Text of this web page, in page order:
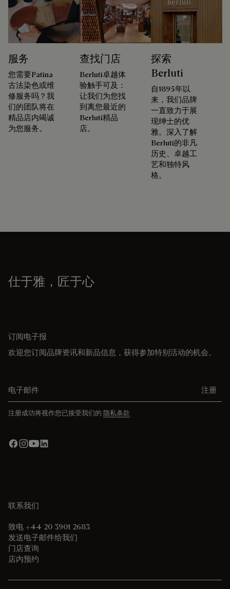
服务
您需要Patina
古法染色或维
修服务吗？我
们的团队将在
精品店内竭诚
为您服务。
查找门店
Berluti卓越体
验触手可及：
让我们为您找
到离您最近的
Berluti精品
店。
探索
Berluti
自1895年以
来，我们品牌
一直致力于展
现绅士的优
雅。深入了解
Berluti的非凡
历史、卓越工
艺和独特风
格。
仕于雅，匠于心
订阅电子报
欢迎您订阅品牌资讯和新品信息，获得参加特别活动的机会。
注册
注册成功将视作您已接受我们的 隐私条款
联系我们
致电 +44 20 3901 2683
发送电子邮件给我们
门店查询
店内预约